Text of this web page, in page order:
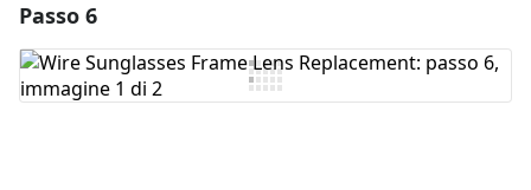
Aggiungi Commento
Passo 6